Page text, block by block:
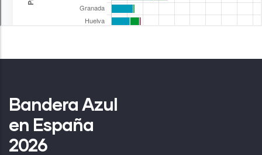
Bandera Azul
en España
2026